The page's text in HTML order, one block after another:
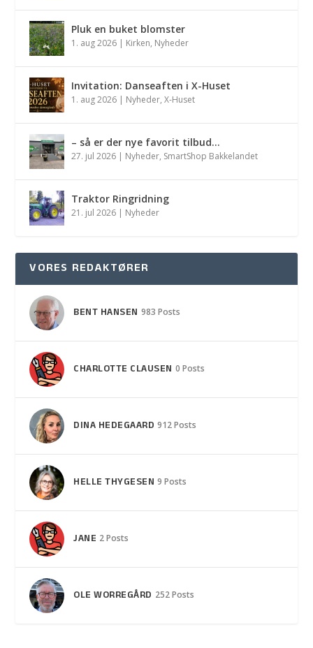
Pluk en buket blomster
1. aug 2026 | Kirken, Nyheder
Invitation: Danseaften i X-Huset
1. aug 2026 | Nyheder,X-Huset
– så er der nye favorit tilbud…
27. jul 2026 | Nyheder, SmartShop Bakkelandet
Traktor Ringridning
21. jul 2026 | Nyheder
VORES REDAKTØRER
BENT HANSEN 983 Posts
CHARLOTTE CLAUSEN 0 Posts
DINA HEDEGAARD 912 Posts
HELLE THYGESEN 9 Posts
JANE 2 Posts
OLE WORREGÅRD 252 Posts